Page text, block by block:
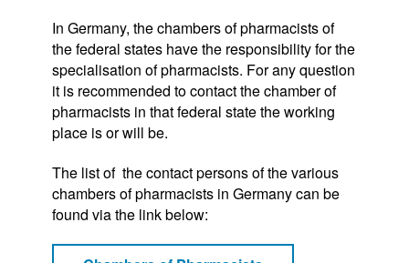
In Germany, the chambers of pharmacists of
the federal states have the responsibility for the
specialisation of pharmacists. For any question
it is recommended to contact the chamber of
pharmacists in that federal state the working
place is or will be.
The list of the contact persons of the various
chambers of pharmacists in Germany can be
found via the link below: